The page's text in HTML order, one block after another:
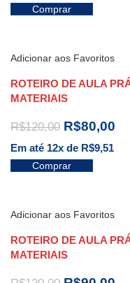
Comprar
Adicionar aos Favoritos
ROTEIRO DE AULA
MATERIAIS
R$120,00 R$80,00
Em até 12x de R$9,51
Comprar
Adicionar aos Favoritos
ROTEIRO DE AULA
MATERIAIS